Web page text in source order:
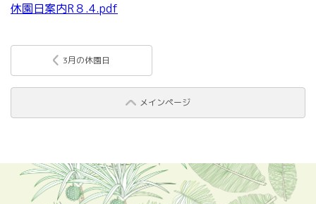
休園日案内R８.4.pdf
3月の休園日
メインページ